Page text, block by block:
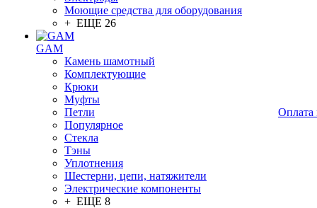
Моющие средства для оборудования
+ ЕЩЕ 26
GAM
Камень шамотный
Комплектующие
Крюки
Муфты
Петли
Популярное
Стекла
Тэны
Уплотнения
Шестерни, цепи, натяжители
Электрические компоненты
+ ЕЩЕ 8
Оплата